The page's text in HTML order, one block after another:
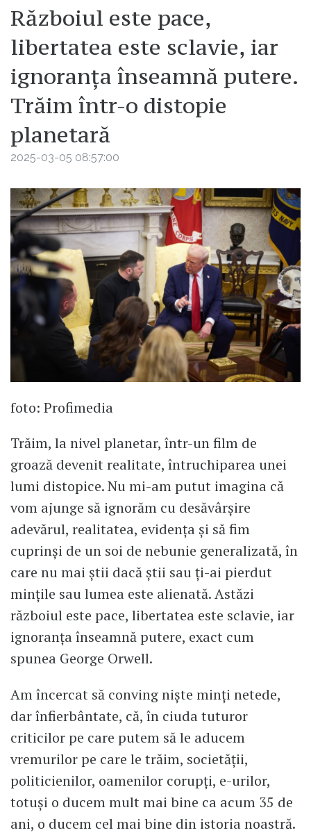
Războiul este pace,
libertatea este sclavie, iar
ignoranța înseamnă putere.
Trăim într-o distopie
planetară
2025-03-05 08:57:00
foto: Profimedia
Trăim, la nivel planetar, într-un film de
groază devenit realitate, întruchiparea unei
lumi distopice. Nu mi-am putut imagina că
vom ajunge să ignorăm cu desăvârșire
adevărul, realitatea, evidența și să fim
cuprinși de un soi de nebunie generalizată, în
care nu mai știi dacă știi sau ți-ai pierdut
mințile sau lumea este alienată. Astăzi
războiul este pace, libertatea este sclavie, iar
ignoranța înseamnă putere, exact cum
spunea George Orwell.
Am încercat să conving niște minți netede,
dar înfierbântate, că, în ciuda tuturor
criticilor pe care putem să le aducem
vremurilor pe care le trăim, societății,
politicienilor, oamenilor corupți, e-urilor,
totuși o ducem mult mai bine ca acum 35 de
ani, o ducem cel mai bine din istoria noastră.